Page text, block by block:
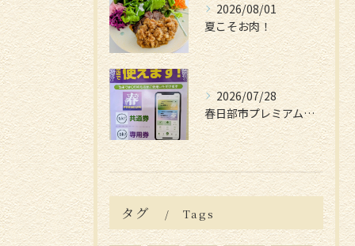
2026/08/01
夏こそお肉！
2026/07/28
春日部市プレミアム付電子商品券📱
タグ Tags